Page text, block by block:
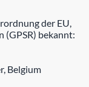
der EU,
(GPSR) bekannt:
Belgium